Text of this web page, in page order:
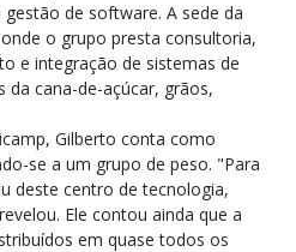
de software. A sede da
o grupo presta consultoria,
e integração de sistemas de
cana-de-açúcar, grãos,
Gilberto conta como
se a um grupo de peso. "Para
deste centro de tecnologia,
Ele contou ainda que a
em quase todos os